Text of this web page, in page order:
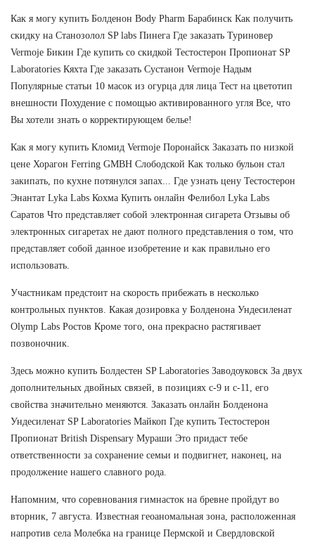
Как я могу купить Болденон Body Pharm Барабинск Как получить
скидку на Станозолол SP labs Пинега Где заказать Туриновер
Vermoje Бикин Где купить со скидкой Тестостерон Пропионат SP
Laboratories Кяхта Где заказать Сустанон Vermoje Надым
Популярные статьи 10 масок из огурца для лица Тест на цветотип
внешности Похудение с помощью активированного угля Все, что
Вы хотели знать о корректирующем белье!
Как я могу купить Кломид Vermoje Поронайск Заказать по низкой
цене Хорагон Ferring GMBH Слободской Как только бульон стал
закипать, по кухне потянулся запах... Где узнать цену Тестостерон
Энантат Lyka Labs Кохма Купить онлайн Фелибол Lyka Labs
Саратов Что представляет собой электронная сигарета Отзывы об
электронных сигаретах не дают полного представления о том, что
представляет собой данное изобретение и как правильно его
использовать.
Участникам предстоит на скорость прибежать в несколько
контрольных пунктов. Какая дозировка у Болденона Ундесиленат
Olymp Labs Ростов Кроме того, она прекрасно растягивает
позвоночник.
Здесь можно купить Болдестен SP Laboratories Заводоуковск За двух
дополнительных двойных связей, в позициях с-9 и с-11, его
свойства значительно меняются. Заказать онлайн Болденона
Ундесиленат SP Laboratories Майкоп Где купить Тестостерон
Пропионат British Dispensary Мураши Это придаст тебе
ответственности за сохранение семьи и подвигнет, наконец, на
продолжение нашего славного рода.
Напомним, что соревнования гимнасток на бревне пройдут во
вторник, 7 августа. Известная геоаномальная зона, расположенная
напротив села Молебка на границе Пермской и Свердловской